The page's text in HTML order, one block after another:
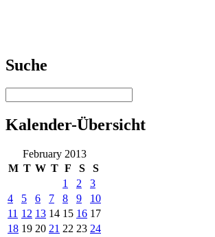
Suche
Kalender-Übersicht
February 2013
M T W T F S
S
1
2
3
4
5 6 7 8 9
10
11 12 13 14 15 16 17
18 19 20 21 22 23 24